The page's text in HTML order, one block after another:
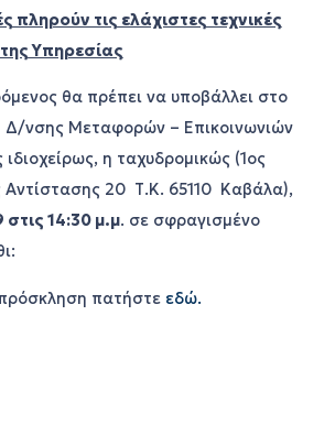
πληρούν τις ελάχιστες τεχνικές
Υπηρεσίας
θα πρέπει να υποβάλλει στο
νσης Μεταφορών – Επικοινωνιών
η ταχυδρομικώς (1ος
Αντίστασης 20 Τ.Κ. 65110 Καβάλα),
στις 14:30 μ.μ. σε σφραγισμένο
πρόσκληση πατήστε εδώ.